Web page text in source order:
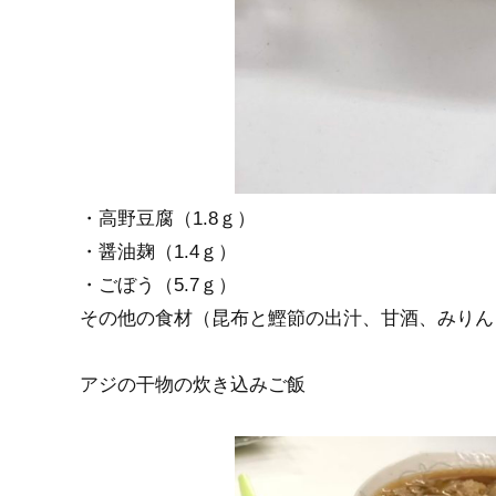
・高野豆腐（1.8ｇ）
・醤油麹（1.4ｇ）
・ごぼう（5.7ｇ）
その他の食材（昆布と鰹節の出汁、甘酒、みり
アジの干物の炊き込みご飯